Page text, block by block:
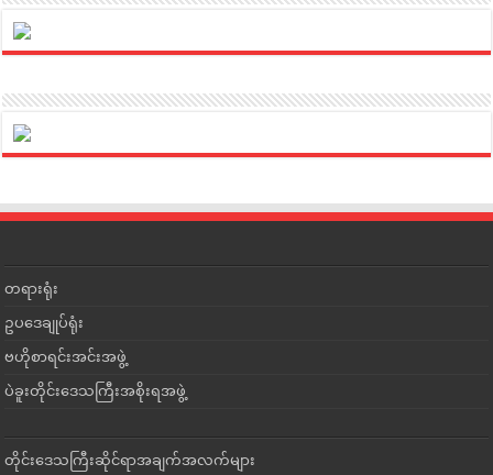
တရားရုံး
ဥပဒေချုပ်ရုံး
ဗဟိုစာရင်းအင်းအဖွဲ့
ပဲခူးတိုင်းဒေသကြီးအစိုးရအဖွဲ့
တိုင်းဒေသကြီးဆိုင်ရာအချက်အလက်များ